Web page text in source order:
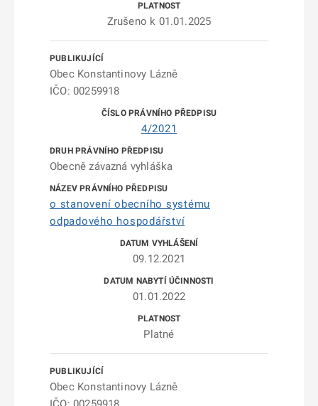
Zrušeno k 01.01.2025
Obec Konstantinovy Lázně
IČO: 00259918
4/2021
Obecně závazná vyhláška
o stanovení obecního systému
odpadového hospodářství
09.12.2021
01.01.2022
Platné
Obec Konstantinovy Lázně